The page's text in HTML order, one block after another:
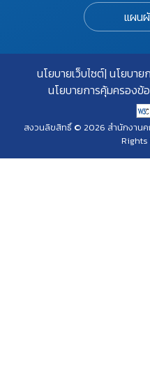
แผน
นโยบายเว็บไซต์ นโยบาย
นโยบายการคุ้มครองข้
สงวนลิขสิทธิ์ © 2026 สำนักงาน
Rights